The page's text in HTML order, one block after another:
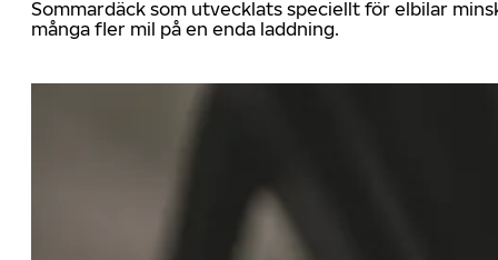
Sommardäck som utvecklats speciellt för elbilar
många fler mil på en enda laddning.